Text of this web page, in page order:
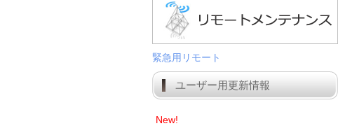
緊急用リモート
ユーザー用更新情報
New!